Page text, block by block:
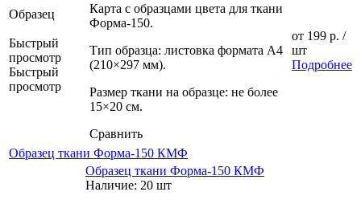
Образец
Быстрый
просмотр
Быстрый
просмотр
Карта с образцами цвета для ткани
Форма-150.
Тип образца: листовка формата А4
(210×297 мм).
Размер ткани на образце: не более
15×20 см.
Сравнить
от 199 р. /
шт
Подробнее
Образец ткани Форма-150 КМФ
Образец ткани Форма-150 КМФ
Наличие: 20 шт